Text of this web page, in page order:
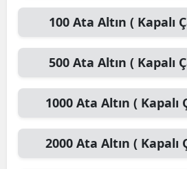
100 Ata Altın ( Kapalı
500 Ata Altın ( Kapalı
1000 Ata Altın ( Kapalı
2000 Ata Altın ( Kapalı